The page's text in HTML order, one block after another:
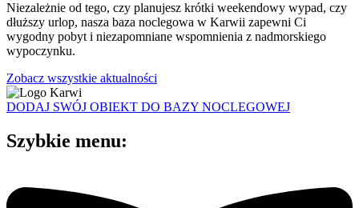
Niezależnie od tego, czy planujesz krótki weekendowy wypad, czy
dłuższy urlop, nasza baza noclegowa w Karwii zapewni Ci
wygodny pobyt i niezapomniane wspomnienia z nadmorskiego
wypoczynku.
Zobacz wszystkie aktualności
DODAJ SWÓJ OBIEKT DO BAZY NOCLEGOWEJ
Szybkie menu: